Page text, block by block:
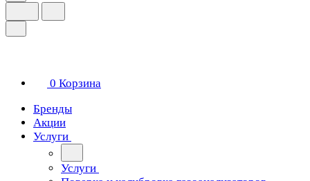
0 Корзина
Бренды
Акции
Услуги
Услуги